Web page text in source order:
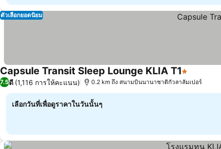
ตัวเลือกยอดนิยม
Capsule Transit Sleep Lounge KLIA T11 ดาว
7.5ดี (1,116 การให้คะแนน) 0.2 km ถึง สนามบินนานาชาติกัวลาลัมเปอร์
เลือกวันที่เพื่อดูราคาในวันนั้นๆ